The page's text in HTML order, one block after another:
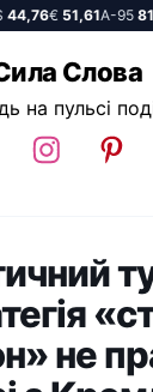
€51,61А-95
Слова
на пульсі
не